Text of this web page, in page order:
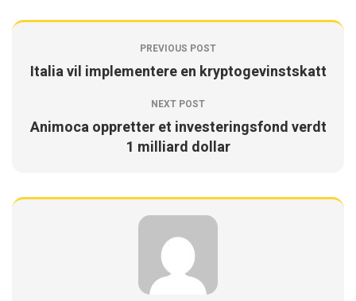
PREVIOUS POST
Italia vil implementere en kryptogevinstskatt
NEXT POST
Animoca oppretter et investeringsfond verdt
1 milliard dollar